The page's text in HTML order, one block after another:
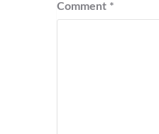
Comment *